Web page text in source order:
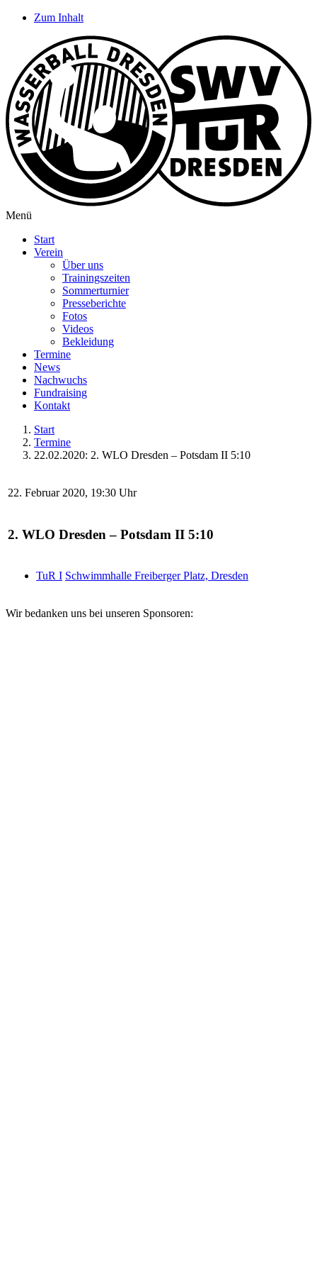
Zum Inhalt
Menü
Start
Verein
Über uns
Trainingszeiten
Sommerturnier
Presseberichte
Fotos
Videos
Bekleidung
Termine
News
Nachwuchs
Fundraising
Kontakt
Start
Termine
22.02.2020: 2. WLO Dresden – Potsdam II 5:10
22. Februar 2020, 19:30 Uhr
2. WLO Dresden – Potsdam II 5:10
TuR I Schwimmhalle Freiberger Platz, Dresden
Wir bedanken uns bei unseren Sponsoren: